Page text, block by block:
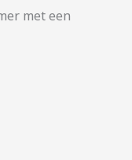
met een